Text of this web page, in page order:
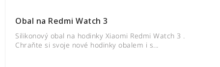
Obal na Redmi Watch 3
Silikonový obal na hodinky Xiaomi Redmi Watch 3 .
Chraňte si svoje nové hodinky obalem i s...